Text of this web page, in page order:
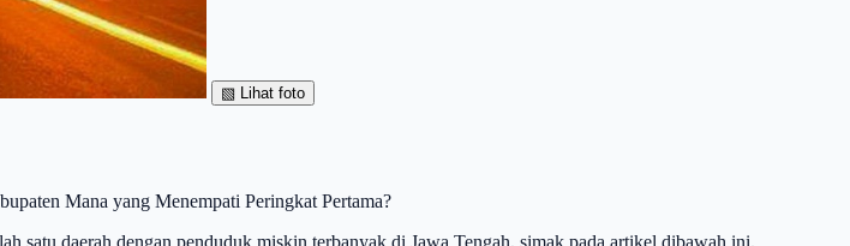
▧ Lihat foto
Mana yang Menempati Peringkat Pertama?